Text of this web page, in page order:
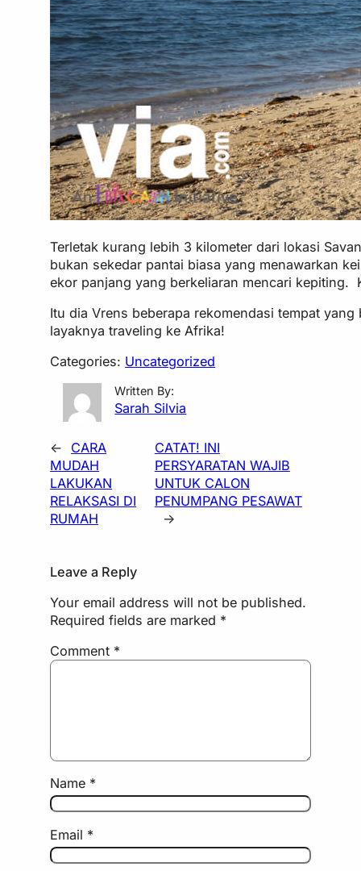
Terletak kurang lebih 3 kilometer dari lokasi
bukan sekedar pantai biasa yang menawarkan
ekor panjang yang berkeliaran mencari kepiting.
Itu dia Vrens beberapa rekomendasi tempat
layaknya traveling ke Afrika!
Categories: Uncategorized
Written By:
Sarah Silvia
←
CARA
MUDAH
LAKUKAN
RELAKSASI DI
RUMAH
CATAT! INI
PERSYARATAN WAJIB
UNTUK CALON
PENUMPANG PESAWAT
→
Leave a Reply
Your email address will not be published.
Required fields are marked *
Comment *
Name *
Email *